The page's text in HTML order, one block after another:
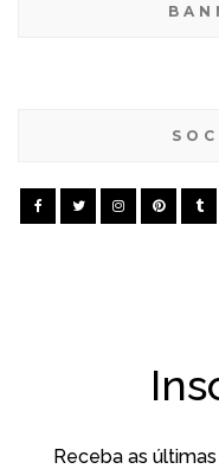
Receba as